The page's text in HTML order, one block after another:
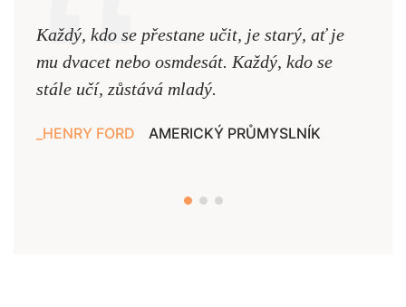
Každý, kdo se přestane učit, je starý, ať je
mu dvacet nebo osmdesát. Každý, kdo se
stále učí, zůstává mladý.
HENRY FORD AMERICKÝ PRŮMYSLNÍK